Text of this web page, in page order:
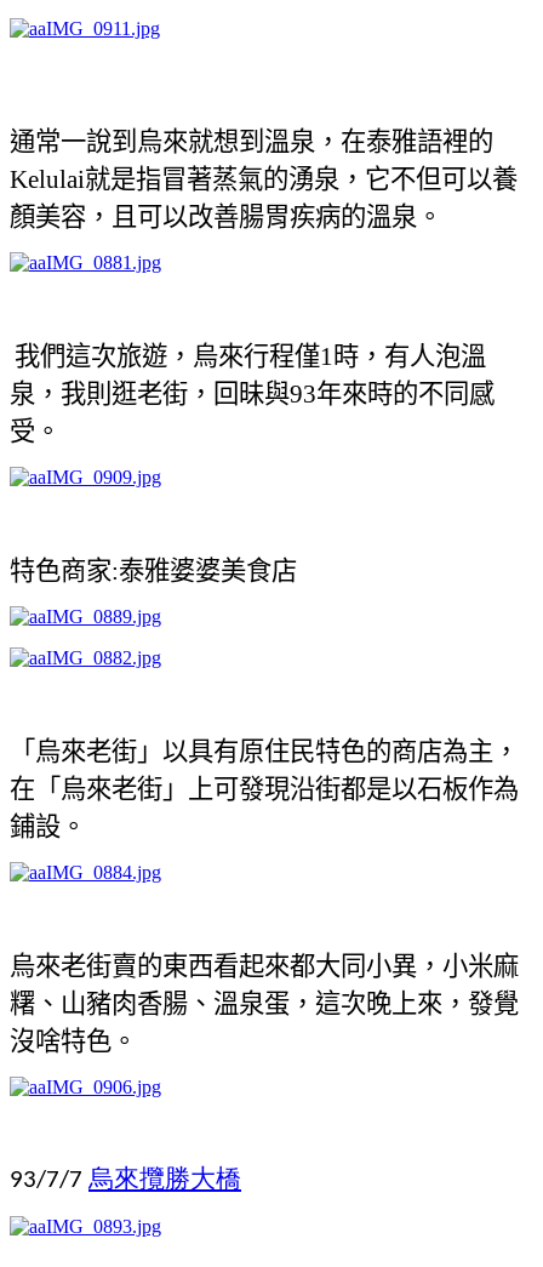
通常一說到烏來就想到溫泉，在泰雅語裡的
Kelulai就是指冒著蒸氣的湧泉，它不但可以養
顏美容，且可以改善腸胃疾病的溫泉。
我們這次旅遊，烏來行程僅1時，有人泡溫
泉，我則逛老街，回昧與93年來時的不同感
受。
特色商家:泰雅婆婆美食店
「烏來老街」以具有原住民特色的商店為主，
在「烏來老街」上可發現沿街都是以石板作為
鋪設。
烏來老街賣的東西看起來都大同小異，小米麻
糬、山豬肉香腸、溫泉蛋，這次晚上來，發覺
沒啥特色。
93/7/7 烏來攬勝大橋